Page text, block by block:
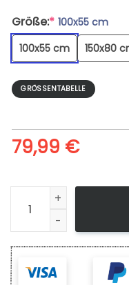
Größe:* 100x55 cm
100x55 cm
150x80
GRÖSSENTABELLE
79,99 €
Leinwandbild Marvel